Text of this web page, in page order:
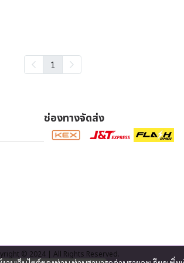
1
ช่องทางจัดส่ง
© 2024 | All Rights Reserved.